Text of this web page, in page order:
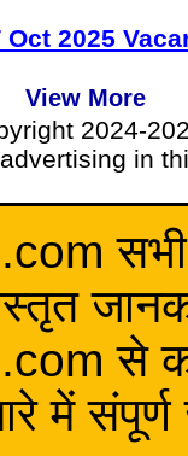
Oct 2025
View More
2024-
in
सभी
से कोई
में